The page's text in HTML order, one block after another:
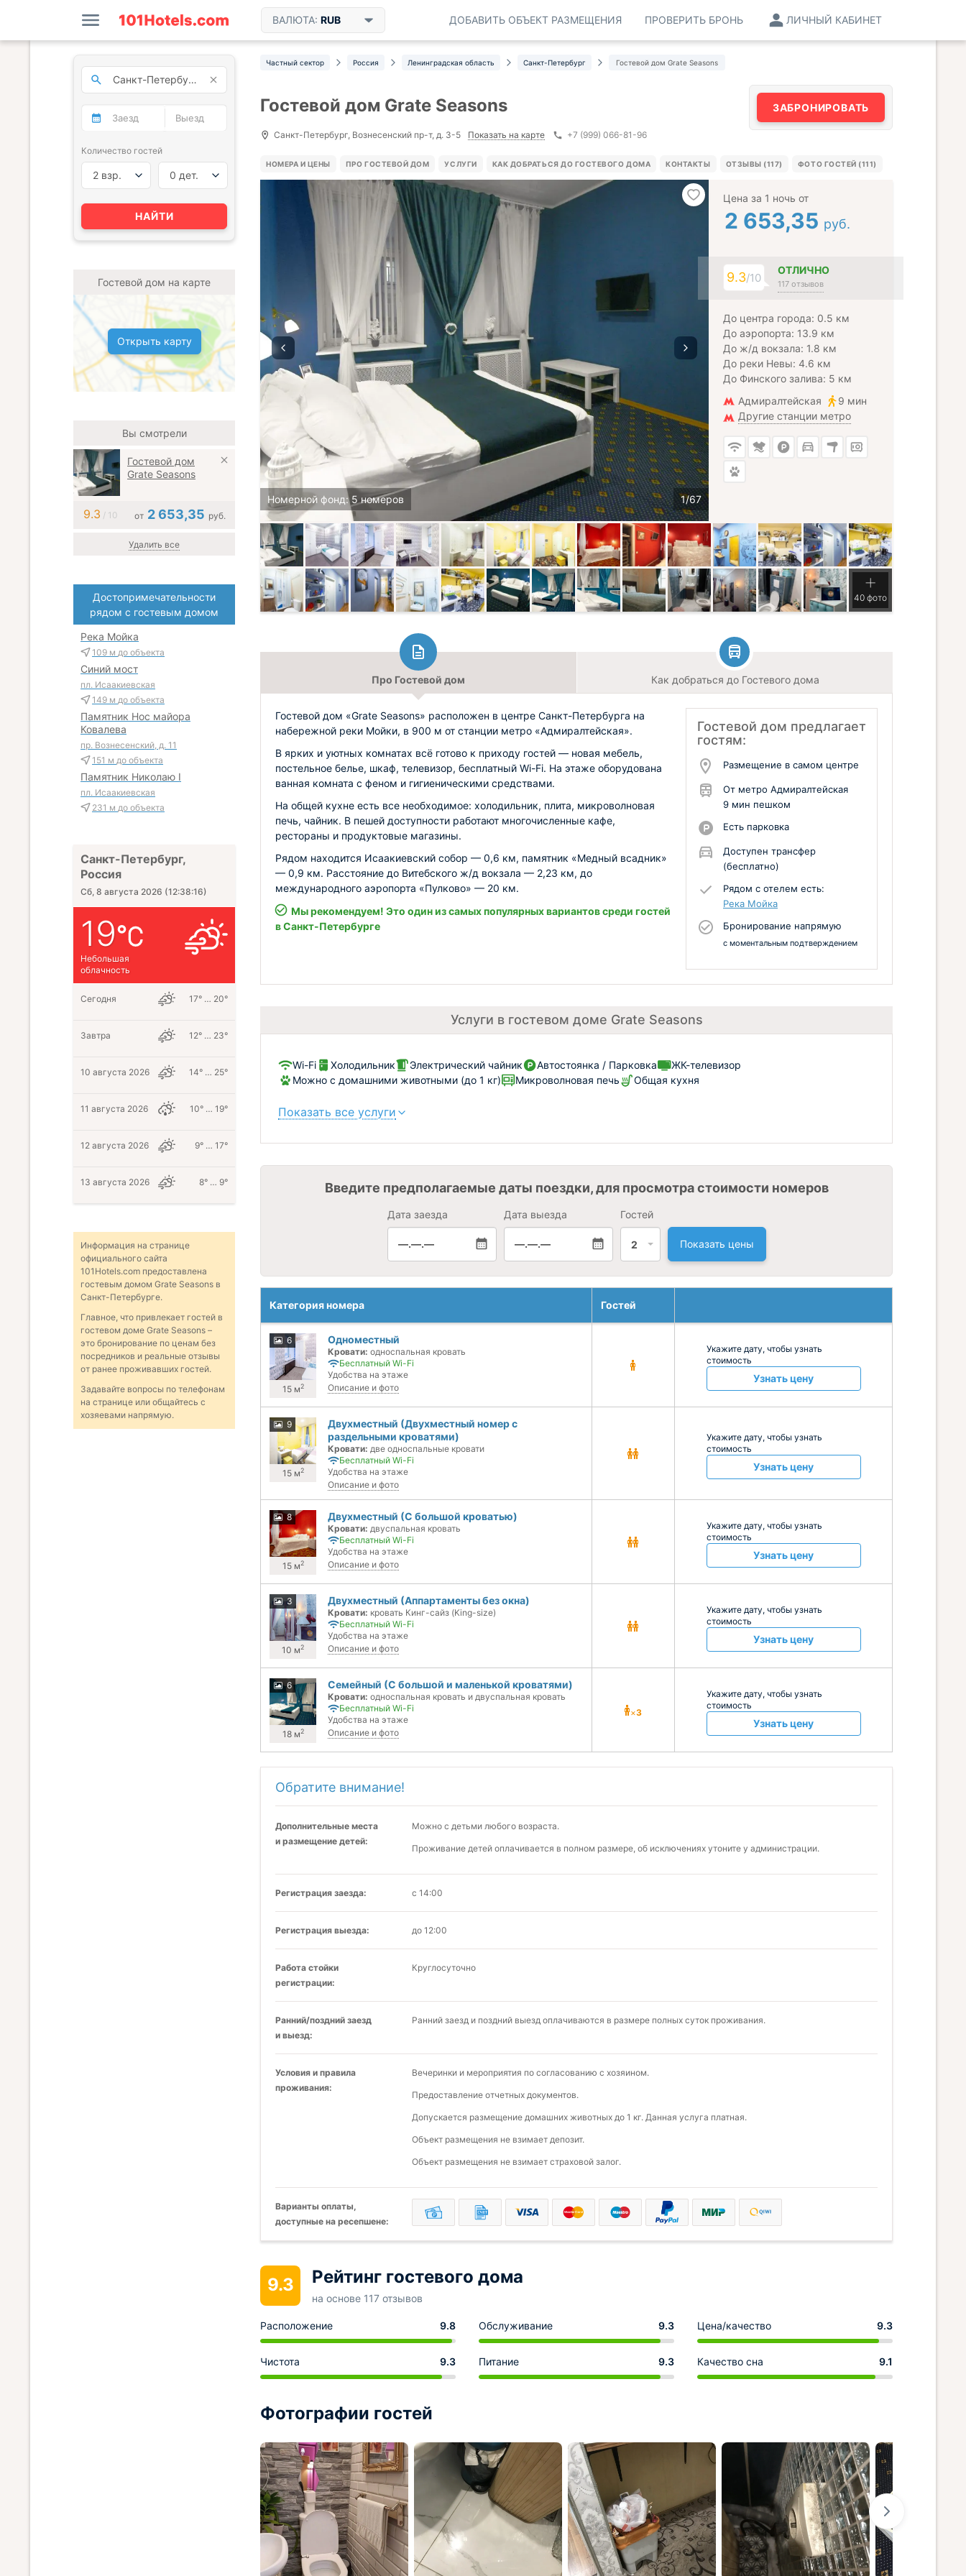
ВАЛЮТА: RUB ЛИЧНЫЙ КАБИНЕТ
ПРОВЕРИТЬ БРОНЬ
ДОБАВИТЬ ОБЪЕКТ РАЗМЕЩЕНИЯ
Частный сектор Россия Ленинградская область Санкт-Петербург Гостевой дом Grate Seasons
Гостевой дом Grate Seasons
Санкт-Петербург, Вознесенский пр-т, д. 3-5 Показать на карте +7 (999) 066-81-96
ЗАБРОНИРОВАТЬ
НОМЕРА И ЦЕНЫ ПРО ГОСТЕВОЙ ДОМ УСЛУГИ КАК ДОБРАТЬСЯ ДО ГОСТЕВОГО ДОМА КОНТАКТЫ ОТЗЫВЫ (117) ФОТО ГОСТЕЙ (111)
Номерной фонд: 5 номеров
Цена за 1 ночь от
2 653,35 руб.
9.3/10
ОТЛИЧНО
117 отзывов
До центра города: 0.5 км
До аэропорта: 13.9 км
До ж/д вокзала: 1.8 км
До реки Невы: 4.6 км
До Финского залива: 5 км
Адмиралтейская
9 мин
Другие станции метро
40 фото
Про Гостевой дом Как добраться до Гостевого дома
Гостевой дом предлагает
гостям:
Размещение в самом центре
От метро Адмиралтейская
9 мин пешком
Есть парковка
Доступен трансфер
(бесплатно)
Рядом с отелем есть:
Река Мойка
Бронирование напрямую
с моментальным подтверждением
Гостевой дом «Grate Seasons» расположен в центре Санкт-Петербурга на
набережной реки Мойки, в 900 м от станции метро «Адмиралтейская».
В ярких и уютных комнатах всё готово к приходу гостей — новая мебель,
постельное белье, шкаф, телевизор, бесплатный Wi-Fi. На этаже оборудована
ванная комната с феном и гигиеническими средствами.
На общей кухне есть все необходимое: холодильник, плита, микроволновая
печь, чайник. В пешей доступности работают многочисленные кафе,
рестораны и продуктовые магазины.
Рядом находится Исаакиевский собор — 0,6 км, памятник «Медный всадник»
— 0,9 км. Расстояние до Витебского ж/д вокзала — 2,23 км, до
международного аэропорта «Пулково» — 20 км.
Мы рекомендуем! Это один из самых популярных вариантов среди гостей
в Санкт-Петербурге
Услуги в гостевом доме Grate Seasons
Wi-Fi Холодильник Электрический чайник Автостоянка / Парковка
ЖК-телевизор
Можно с домашними животными (до 1 кг)
Микроволновая печь Общая кухня
Показать все услуги
Введите предполагаемые даты поездки, для просмотра стоимости номеров
Дата заезда
—.—.—
Дата выезда
—.—.—
Гостей
2 Показать цены
Категория номера Гостей
6
15 м2
Одноместный
Кровати: односпальная кровать
Бесплатный Wi-Fi
Удобства на этаже
Описание и фото
Укажите дату, чтобы узнать
стоимость
Узнать цену
9
15 м2
Двухместный (Двухместный номер с
раздельными кроватями)
Кровати: две односпальные кровати
Бесплатный Wi-Fi
Удобства на этаже
Описание и фото
Укажите дату, чтобы узнать
стоимость
Узнать цену
8
15 м2
Двухместный (С большой кроватью)
Кровати: двуспальная кровать
Бесплатный Wi-Fi
Удобства на этаже
Описание и фото
Укажите дату, чтобы узнать
стоимость
Узнать цену
3
10 м2
Двухместный (Аппартаменты без окна)
Кровати: кровать Кинг-сайз (King-size)
Бесплатный Wi-Fi
Удобства на этаже
Описание и фото
Укажите дату, чтобы узнать
стоимость
Узнать цену
6
18 м2
Семейный (С большой и маленькой кроватями)
Кровати: односпальная кровать и двуспальная кровать
Бесплатный Wi-Fi
Удобства на этаже
Описание и фото
×3
Укажите дату, чтобы узнать
стоимость
Узнать цену
Обратите внимание!
Дополнительные места
и размещение детей:
Можно с детьми любого возраста.
Проживание детей оплачивается в полном размере, об исключениях утоните у администрации.
Регистрация заезда: с 14:00
Регистрация выезда: до 12:00
Работа стойки
регистрации:
Круглосуточно
Ранний/поздний заезд
и выезд:
Ранний заезд и поздний выезд оплачиваются в размере полных суток проживания.
Условия и правила
проживания:
Вечеринки и мероприятия по согласованию с хозяином.
Предоставление отчетных документов.
Допускается размещение домашних животных до 1 кг. Данная услуга платная.
Объект размещения не взимает депозит.
Объект размещения не взимает страховой залог.
Варианты оплаты,
доступные на ресепшене:
9.3 Рейтинг гостевого дома
на основе 117 отзывов
Расположение 9.8 Обслуживание 9.3 Цена/качество 9.3
Чистота 9.3 Питание 9.3 Качество сна 9.1
Фотографии гостей
Количество гостей
2 взр. 0 дет.
НАЙТИ
Гостевой дом на карте
Открыть карту
Вы смотрели
Гостевой дом
Grate Seasons
9.3 / 10 от 2 653,35 руб.
Удалить все
Достопримечательности
рядом с гостевым домом
Река Мойка
109 м до объекта
Синий мост
пл. Исаакиевская
149 м до объекта
Памятник Нос майора
Ковалева
пр. Вознесенский, д. 11
151 м до объекта
Памятник Николаю I
пл. Исаакиевская
231 м до объекта
Санкт-Петербург,
Россия
Сб, 8 августа 2026 (12:38:17)
19
Небольшая
облачность
Сегодня 17° … 20°
Завтра 12° … 23°
10 августа 2026 14° … 25°
11 августа 2026 10° … 19°
12 августа 2026 9° … 17°
13 августа 2026 8° … 9°
Информация на странице
официального сайта
101Hotels.com предоставлена
гостевым домом Grate Seasons в
Санкт-Петербурге.
Главное, что привлекает гостей в
гостевом доме Grate Seasons –
это бронирование по ценам без
посредников и реальные отзывы
от ранее проживавших гостей.
Задавайте вопросы по телефонам
на странице или общайтесь с
хозяевами напрямую.